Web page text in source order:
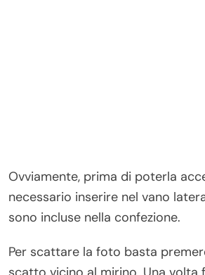
Ovviamente, prima di poterla
necessario inserire nel vano
sono incluse nella confezione.
Per scattare la foto basta